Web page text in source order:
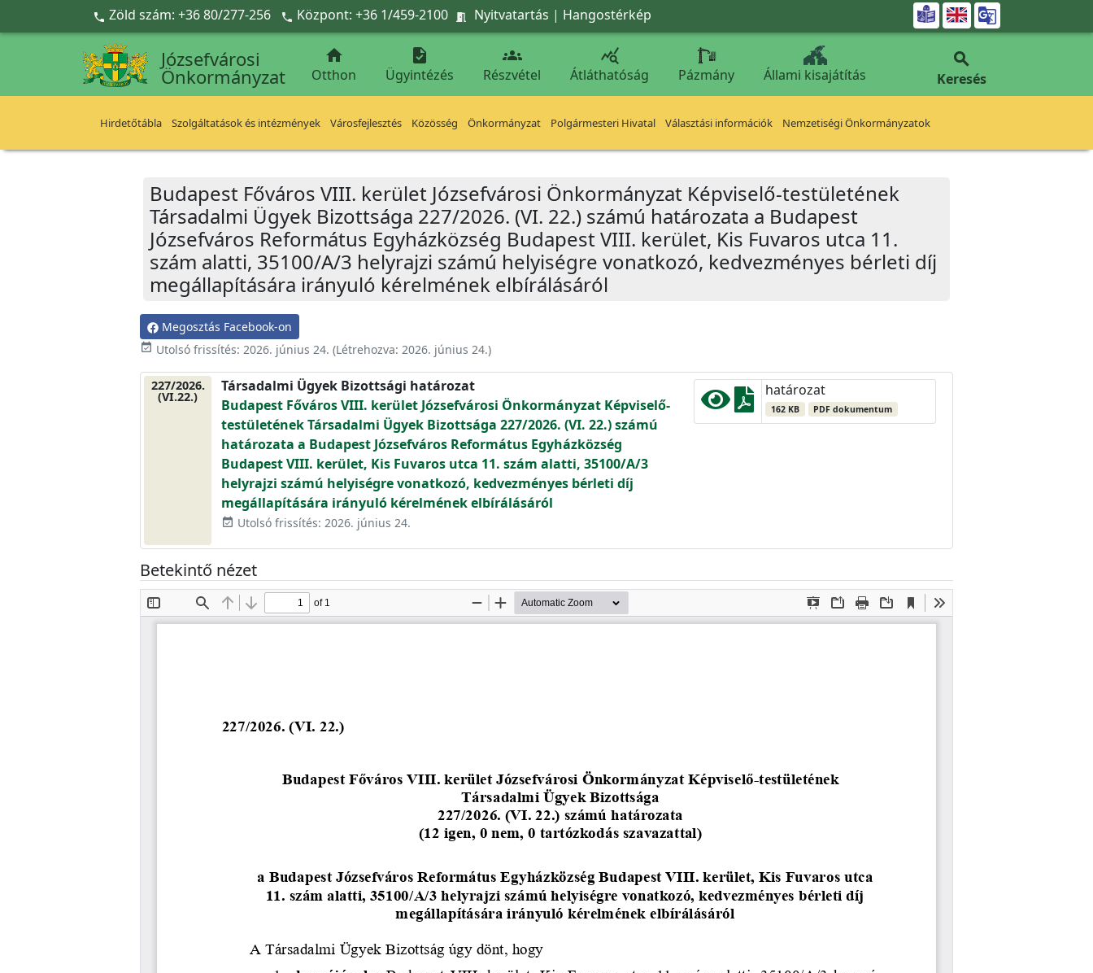
Ugrás a fő tartalomra
 Zöld szám: +36 80/277-256  Központ: +36 1/459-2100  Nyitvatartás | Hangostérkép 
Józsefvárosi
Önkormányzat

Otthon

Ügyintézés

Részvétel

Átláthatóság Pázmány Állami kisajátítás

Keresés
Hirdetőtábla Szolgáltatások és intézmények Városfejlesztés Közösség Önkormányzat Polgármesteri Hivatal Választási információk Nemzetiségi Önkormányzatok
Budapest Főváros VIII. kerület Józsefvárosi Önkormányzat Képviselő-testületének
Társadalmi Ügyek Bizottsága 227/2026. (VI. 22.) számú határozata a Budapest
Józsefváros Református Egyházközség Budapest VIII. kerület, Kis Fuvaros utca 11.
szám alatti, 35100/A/3 helyrajzi számú helyiségre vonatkozó, kedvezményes bérleti díj
megállapítására irányuló kérelmének elbírálásáról
Megosztás Facebook-on
event_available Utolsó frissítés: 2026. június 24. (Létrehozva: 2026. június 24.)
227/2026.
(VI.22.)
Társadalmi Ügyek Bizottsági határozat
Budapest Főváros VIII. kerület Józsefvárosi Önkormányzat Képviselő-
testületének Társadalmi Ügyek Bizottsága 227/2026. (VI. 22.) számú
határozata a Budapest Józsefváros Református Egyházközség
Budapest VIII. kerület, Kis Fuvaros utca 11. szám alatti, 35100/A/3
helyrajzi számú helyiségre vonatkozó, kedvezményes bérleti díj
megállapítására irányuló kérelmének elbírálásáról
event_available Utolsó frissítés: 2026. június 24.
határozat
162 KB PDF dokumentum
Betekintő nézet